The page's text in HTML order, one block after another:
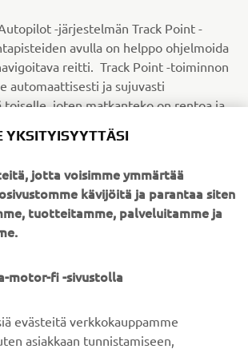
-järjestelmän Track Point -
avulla on helppo ohjelmoida
reitti. Track Point -toiminnon
automaattisesti ja sujuvasti
toiselle, joten matkanteko on rentoa ja
SetPoint-määrityksen avulla tai ilman
avulla veneen kippari voi käytännössä
navigoi määränpäähän.
ansiosta aloitteleva ja
aktiivisemmin huomiota
YKSITYISYYTTÄSI
jotta voisimme ymmärtää
kävijöitä ja parantaa siten
tuotteitamme, palveluitamme ja
motor-fi -sivustolla
evästeitä verkkokauppamme
asiakkaan tunnistamiseen,